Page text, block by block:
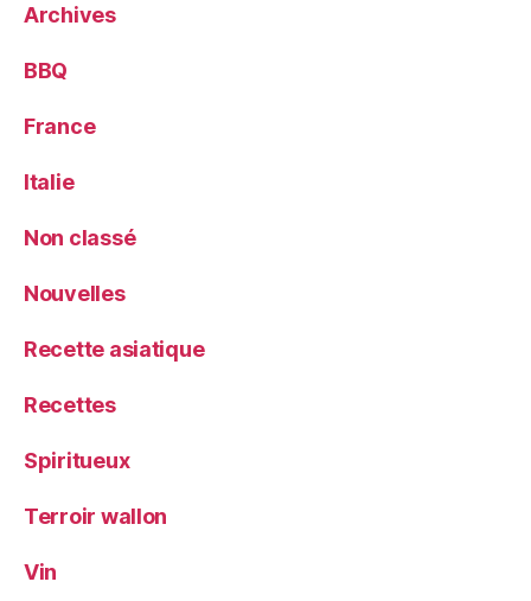
Archives
BBQ
France
Italie
Non classé
Nouvelles
Recette asiatique
Recettes
Spiritueux
Terroir wallon
Vin